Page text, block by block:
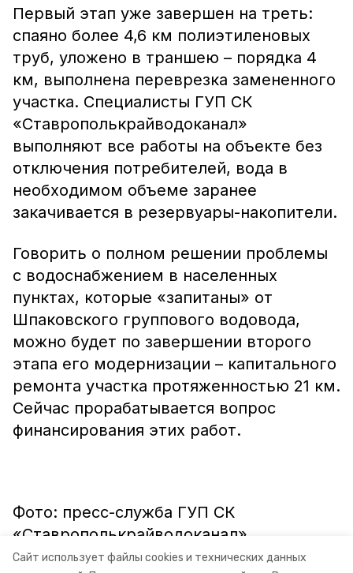
Сайт использует файлы cookies и технических данных
Первый этап уже завершен на треть:
спаяно более 4,6 км полиэтиленовых
труб, уложено в траншею – порядка 4
км, выполнена переврезка замененного
участка. Специалисты ГУП СК
«Ставрополькрайводоканал»
выполняют все работы на объекте без
отключения потребителей, вода в
необходимом объеме заранее
закачивается в резервуары-накопители.
Говорить о полном решении проблемы
с водоснабжением в населенных
пунктах, которые «запитаны» от
Шпаковского группового водовода,
можно будет по завершении второго
этапа его модернизации – капитального
ремонта участка протяженностью 21 км.
Сейчас прорабатывается вопрос
финансирования этих работ.
Фото: пресс-служба ГУП СК
«Ставрополькрайводоканал»